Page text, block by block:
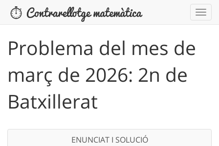
Problema del mes de
març de 2026: 2n de
Batxillerat
ENUNCIAT I SOLUCIÓ